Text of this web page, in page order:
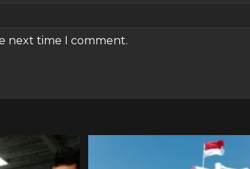
next time I comment.